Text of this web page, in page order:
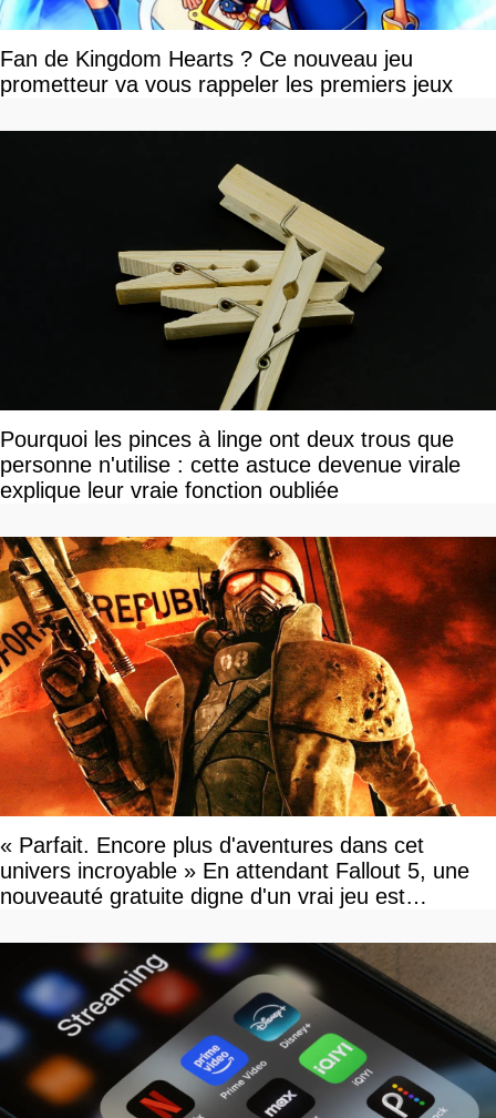
Fan de Kingdom Hearts ? Ce nouveau jeu
prometteur va vous rappeler les premiers jeux
Pourquoi les pinces à linge ont deux trous que
personne n'utilise : cette astuce devenue virale
explique leur vraie fonction oubliée
« Parfait. Encore plus d'aventures dans cet
univers incroyable » En attendant Fallout 5, une
nouveauté gratuite digne d'un vrai jeu est